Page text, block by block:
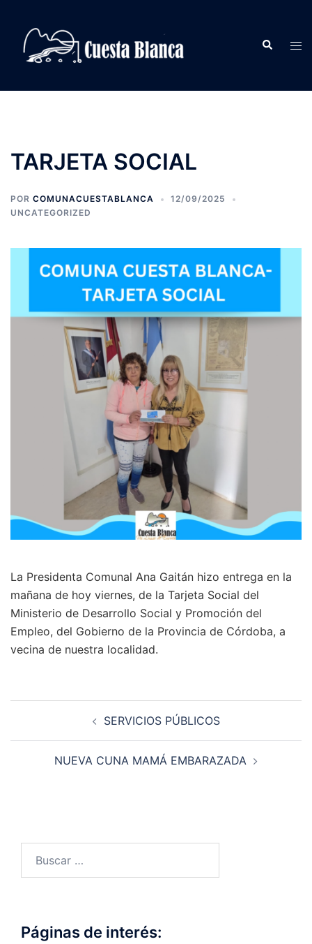
contenido
Buscar
TARJETA SOCIAL
POR COMUNACUESTABLANCA
12/09/2025
UNCATEGORIZED
La Presidenta Comunal Ana Gaitán hizo entrega en la
mañana de hoy viernes, de la Tarjeta Social del
Ministerio de Desarrollo Social y Promoción del
Empleo, del Gobierno de la Provincia de Córdoba, a
vecina de nuestra localidad.
SERVICIOS PÚBLICOS
NUEVA CUNA MAMÁ EMBARAZADA
Páginas de interés: